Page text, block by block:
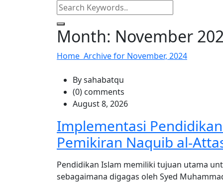
Month: November
Home Archive for November, 2024
By sahabatqu
(0) comments
August 8, 2026
Implementasi
Pemikiran Naquib al-
Pendidikan Islam memiliki tujuan utama
sebagaimana digagas oleh Syed